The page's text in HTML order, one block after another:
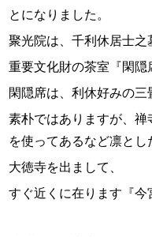
とになりました。
聚光院は、千利休居士之
重要文化財の茶室『閑隠
閑隠席は、利休好みの三
素朴ではありますが、
を使ってあるなど凛とし
大徳寺を出まして、
すぐ近くに在ります『今